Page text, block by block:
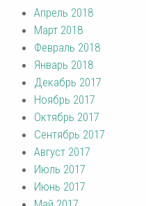
Апрель 2018
Март 2018
Февраль 2018
Январь 2018
Декабрь 2017
Ноябрь 2017
Октябрь 2017
Сентябрь 2017
Август 2017
Июль 2017
Июнь 2017